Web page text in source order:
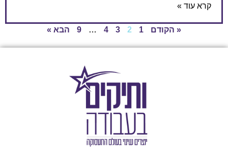
קרא עוד »
« הקודם 1
2
3
4
…
9 הבא »